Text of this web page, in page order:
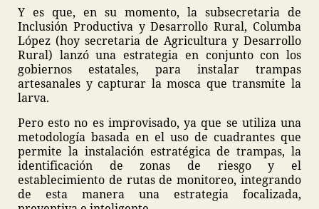
Y es que, en su momento, la subsecretaria de
Inclusión Productiva y Desarrollo Rural, Columba
López (hoy secretaria de Agricultura y Desarrollo
Rural) lanzó una estrategia en conjunto con los
gobiernos estatales, para instalar trampas
artesanales y capturar la mosca que transmite la
larva.
Pero esto no es improvisado, ya que se utiliza una
metodología basada en el uso de cuadrantes que
permite la instalación estratégica de trampas, la
identificación de zonas de riesgo y el
establecimiento de rutas de monitoreo, integrando
de esta manera una estrategia focalizada,